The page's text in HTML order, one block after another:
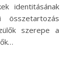
identitásának
összetartozás
szerepe a